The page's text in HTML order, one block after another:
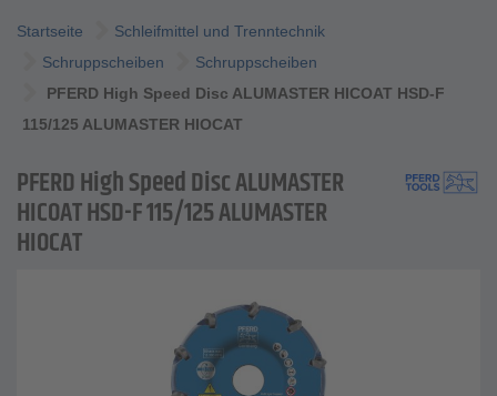
Startseite
Schleifmittel und Trenntechnik
Schruppscheiben
Schruppscheiben
PFERD High Speed Disc ALUMASTER HICOAT HSD-F
115/125 ALUMASTER HIOCAT
PFERD High Speed Disc ALUMASTER
HICOAT HSD-F 115/125 ALUMASTER
HIOCAT